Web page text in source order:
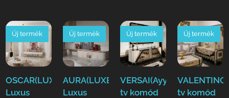
OSCAR(LUXE)
Luxus
Új termék
AURA(LUXE)
Luxus
Új termék
VERSAI(Ayy)
tv komód
Új termék
tv komód
Új termék